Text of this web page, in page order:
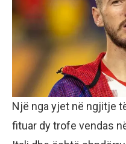
Një nga yjet në ngjitje
fituar dy trofe vendas